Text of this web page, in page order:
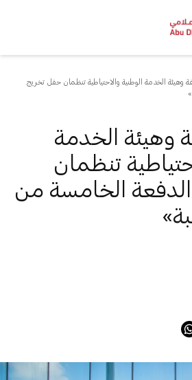
وهيئة الخدمة الوطنية والاحتياطية تنظمان حفل تخريج
وهيئة الخدمة
تنظمان
الخامسة من